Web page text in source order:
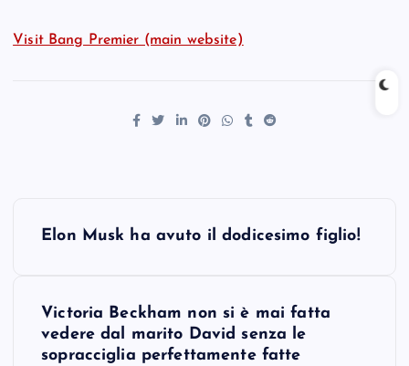
Visit Bang Premier (main website)
Elon Musk ha avuto il dodicesimo figlio!
Victoria Beckham non si è mai fatta
vedere dal marito David senza le
sopracciglia perfettamente fatte